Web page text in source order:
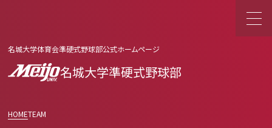
名城大学体育会準硬式野球部公式ホームページ
名城大学準硬式野球部
HOMETEAM